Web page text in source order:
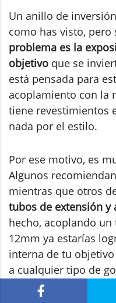
Un anillo de
como has visto, pero
problema es la
objetivo que se
está pensada para
acoplamiento con la
tiene revestimientos
nada por el estilo.
Por ese motivo, es
Algunos recomiendan
mientras que otros
tubos de extensión
hecho, acoplando
12mm ya estarías
interna de tu
a cualquier tipo de